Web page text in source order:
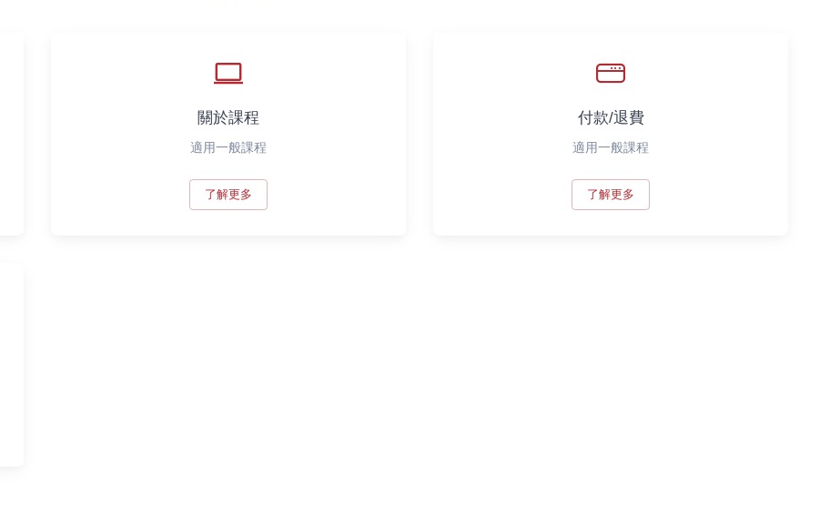
關於課程
適用一般課程
了解更多
付款/退費
適用一般課程
了解更多